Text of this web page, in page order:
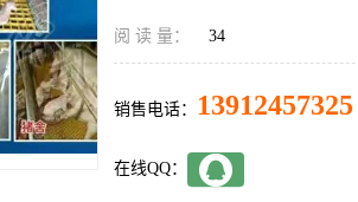
阅 读 量： 34
销售电话： 13912457325
在线QQ：